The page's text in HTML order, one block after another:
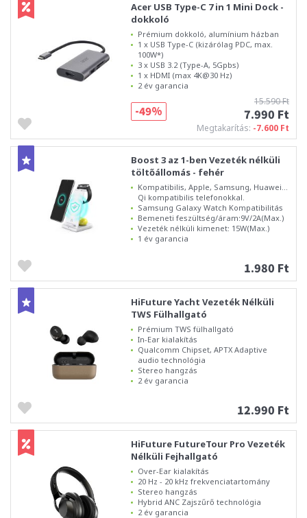
Acer USB Type-C 7 in 1 Mini Dock -
dokkoló
Prémium dokkoló, alumínium házban
1 x USB Type-C (kizárólag PDC, max.
100W*)
3 x USB 3.2 (Type-A, 5Gpbs)
1 x HDMI (max 4K@30 Hz)
2 év garancia
15.590 Ft
7.990 Ft
Megtakarítás: -7.600 Ft
-49%
Boost 3 az 1-ben Vezeték nélküli
töltőállomás - fehér
Kompatibilis, Apple, Samsung, Huawei...
Qi kompatibilis telefonokkal.
Samsung Galaxy Watch Kompatibilitás
Bemeneti feszültség/áram:9V/2A(Max.)
Vezeték nélküli kimenet: 15W(Max.)
1 év garancia
1.980 Ft
HiFuture Yacht Vezeték Nélküli
TWS Fülhallgató
Prémium TWS fülhallgató
In-Ear kialakítás
Qualcomm Chipset, APTX Adaptive
audio technológia
Stereo hangzás
2 év garancia
12.990 Ft
HiFuture FutureTour Pro Vezeték
Nélküli Fejhallgató
Over-Ear kialakítás
20 Hz - 20 kHz frekvenciatartomány
Stereo hangzás
Hybrid ANC Zajszűrő technológia
2 év garancia